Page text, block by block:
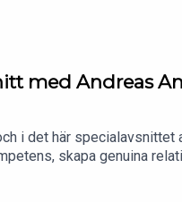
med Andreas
i det här
skapa genuina
nätverk och varför